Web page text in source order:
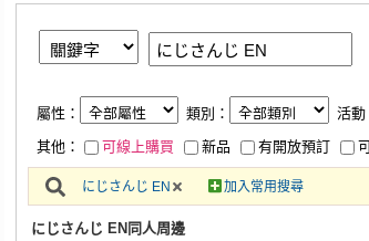
屬性： 類別：
活動
其他：
可線上購買 新品 有開放預訂
にじさんじ EN 加入常用搜尋
にじさんじ EN同人周邊